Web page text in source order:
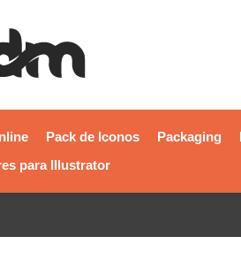
Pack de Iconos Packaging
para Illustrator